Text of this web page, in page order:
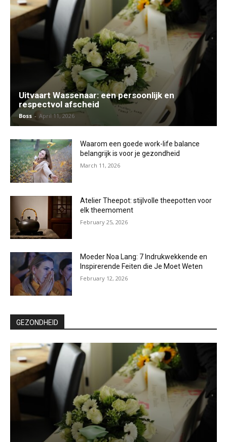
Uitvaart Wassenaar: een persoonlijk en
respectvol afscheid
Boss - April 11, 2026
Waarom een goede work-life balance
belangrijk is voor je gezondheid
March 11, 2026
Atelier Theepot: stijlvolle theepotten voor
elk theemoment
February 25, 2026
Moeder Noa Lang: 7 Indrukwekkende en
Inspirerende Feiten die Je Moet Weten
February 12, 2026
GEZONDHEID